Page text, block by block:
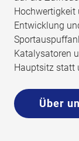
Hochwertigkeit
Entwicklung
Katalysatoren
Hauptsitz statt
Über